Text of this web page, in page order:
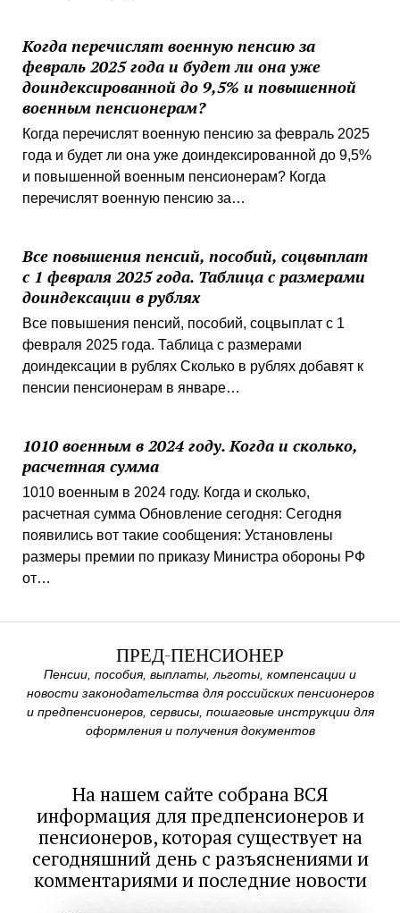
Когда перечислят военную пенсию за
февраль 2025 года и будет ли она уже
доиндексированной до 9,5% и повышенной
военным пенсионерам?
Когда перечислят военную пенсию за февраль 2025
года и будет ли она уже доиндексированной до 9,5%
и повышенной военным пенсионерам? Когда
перечислят военную пенсию за…
Все повышения пенсий, пособий, соцвыплат
с 1 февраля 2025 года. Таблица с размерами
доиндексации в рублях
Все повышения пенсий, пособий, соцвыплат с 1
февраля 2025 года. Таблица с размерами
доиндексации в рублях Сколько в рублях добавят к
пенсии пенсионерам в январе…
1010 военным в 2024 году. Когда и сколько,
расчетная сумма
1010 военным в 2024 году. Когда и сколько,
расчетная сумма Обновление сегодня: Сегодня
появились вот такие сообщения: Установлены
размеры премии по приказу Министра обороны РФ
от…
ПРЕД-ПЕНСИОНЕР
Пенсии, пособия, выплаты, льготы, компенсации и
новости законодательства для российских пенсионеров
и предпенсионеров, сервисы, пошаговые инструкции для
оформления и получения документов
На нашем сайте собрана ВСЯ
информация для предпенсионеров и
пенсионеров, которая существует на
сегодняшний день с разъяснениями и
комментариями и последние новости